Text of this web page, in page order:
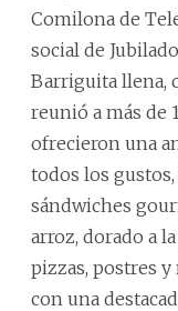
Comilona de
social de
Barriguita llena,
reunió a más de
ofrecieron una
todos los
sándwiches
arroz, dorado a
pizzas, postres
con una